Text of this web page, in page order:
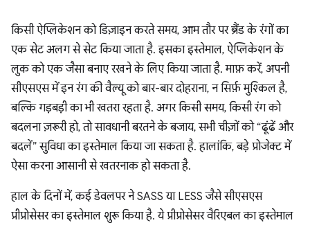
किसी ऐप्लिकेशन को डिज़ाइन करते समय, आम तौर पर ब्रैंड के रंगों का
एक सेट अलग से सेट किया जाता है. इसका इस्तेमाल, ऐप्लिकेशन के
लुक को एक जैसा बनाए रखने के लिए किया जाता है. माफ़ करें, अपनी
सीएसएस में इन रंग की वैल्यू को बार-बार दोहराना, न सिर्फ़ मुश्किल है,
बल्कि गड़बड़ी का भी खतरा रहता है. अगर किसी समय, किसी रंग को
बदलना ज़रूरी हो, तो सावधानी बरतने के बजाय, सभी चीज़ों को “ढूंढें और
बदलें” सुविधा का इस्तेमाल किया जा सकता है. हालांकि, बड़े प्रोजेक्ट में
ऐसा करना आसानी से खतरनाक हो सकता है.
हाल के दिनों में, कई डेवलपर ने SASS या LESS जैसे सीएसएस
प्रीप्रोसेसर का इस्तेमाल शुरू किया है. ये प्रीप्रोसेसर वैरिएबल का इस्तेमाल